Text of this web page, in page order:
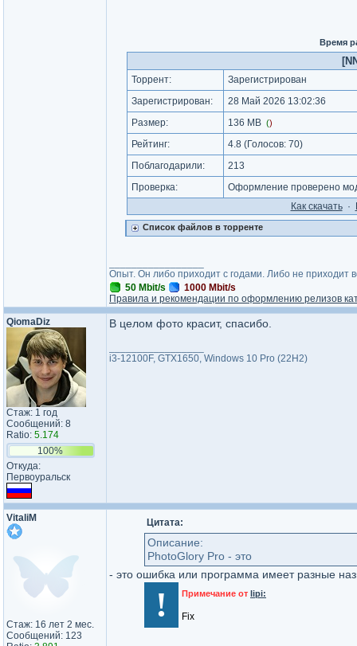
Время
Торрент:
Зарегистрирован
Зарегистрирован:
28 Май 2026 13:02:36
Размер:
136 MB ()
Рейтинг: 4.8 (Голосов: 70)
Поблагодарили:
213
Проверка:
Оформление проверено
Как cкачать·
Список файлов в торренте
Опыт. Он либо приходит с годами. Либо не приходит
50 Mbit/s
1000 Mbit/s
Правила и рекомендации по оформлению релизов
QiomaDiz
Стаж: 1 год
Сообщений: 8
Ratio: 5.174
100%
Откуда:
Первоуральск
В целом фото красит, спасибо.
i3-12100F, GTX1650, Windows 10 Pro (22H2)
VitaliM
Стаж: 16 лет 2 мес.
Сообщений: 123
Цитата:
Описание:
PhotoGlory Pro - это
- это ошибка или программа имеет разные
! Примечание от lipi:
Fix